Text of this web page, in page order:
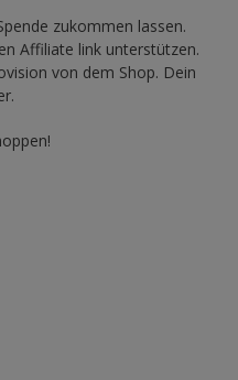
zukommen lassen.
Affiliate link unterstützen.
von dem Shop. Dein